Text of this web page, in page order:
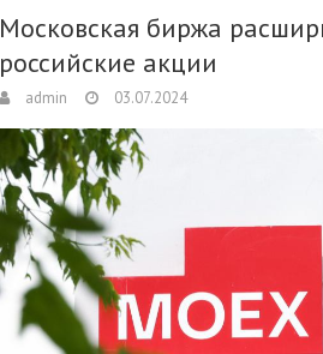
Московская биржа
российские акции
admin 03.07.2024